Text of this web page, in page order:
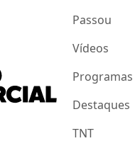
Passou
Vídeos
Programas
Destaques
TNT